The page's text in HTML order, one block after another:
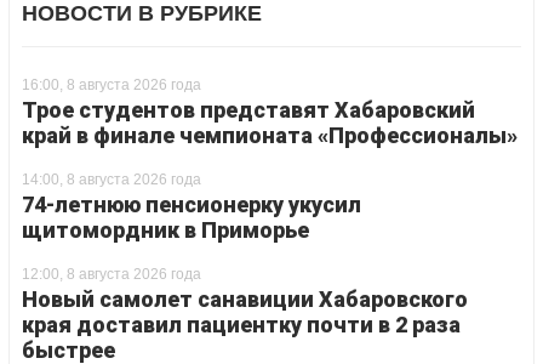
НОВОСТИ В РУБРИКЕ
16:00, 8 августа 2026 года
Трое студентов представят Хабаровский
край в финале чемпионата «Профессионалы»
14:00, 8 августа 2026 года
74-летнюю пенсионерку укусил
щитомордник в Приморье
12:00, 8 августа 2026 года
Новый самолет санавиции Хабаровского
края доставил пациентку почти в 2 раза
быстрее